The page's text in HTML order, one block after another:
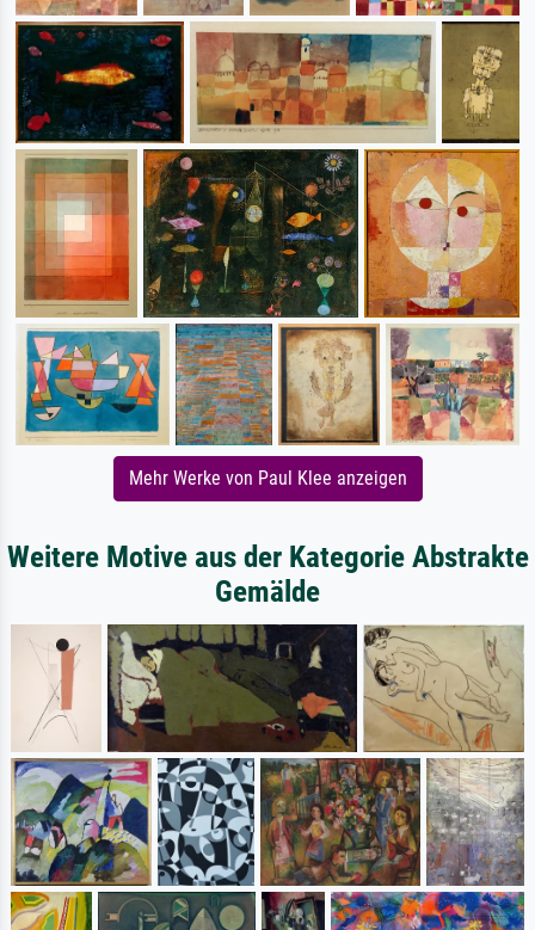
Mehr Werke von Paul Klee anzeigen
Weitere Motive aus der Kategorie Abstrakte
Gemälde